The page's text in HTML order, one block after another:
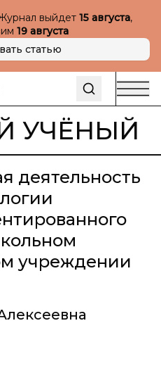
выйдет 15 августа,
19 августа
статью
УЧЁНЫЙ
деятельность
учреждении